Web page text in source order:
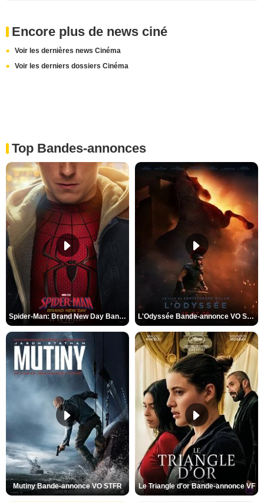
Encore plus de news ciné
Voir les dernières news Cinéma
Voir les derniers dossiers Cinéma
Top Bandes-annonces
Spider-Man: Brand New Day Bande-annonce VO STFR L'Odyssée Bande-annonce VO STFR
Mutiny Bande-annonce VO STFR Le Triangle d'or Bande-annonce VF